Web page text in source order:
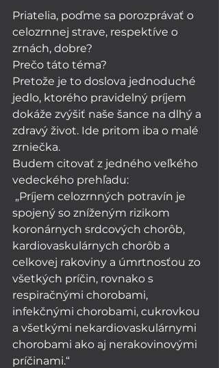
Priatelia, poďme sa porozprávať o
celozrnnej strave, respektíve o
zrnách, dobre?
Prečo táto téma?
Pretože je to doslova jednoduché
jedlo, ktorého pravidelný príjem
dokáže zvýšiť naše šance na dlhý a
zdravý život. Ide pritom iba o malé
zrniečka.
Budem citovať z jedného veľkého
vedeckého prehľadu:
spojený so zníženým rizikom
koronárnych srdcových chorôb,
kardiovaskulárnych chorôb a
celkovej rakoviny a úmrtnosťou zo
všetkých príčin, rovnako s
respiračnými chorobami,
infekčnými chorobami, cukrovkou
a všetkými nekardiovaskulárnymi
chorobami ako aj nerakovinovými
príčinami.“